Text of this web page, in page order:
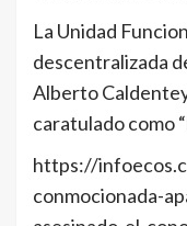
La Unidad
descentralizada
Alberto
caratulado como
https://
conmocionada-